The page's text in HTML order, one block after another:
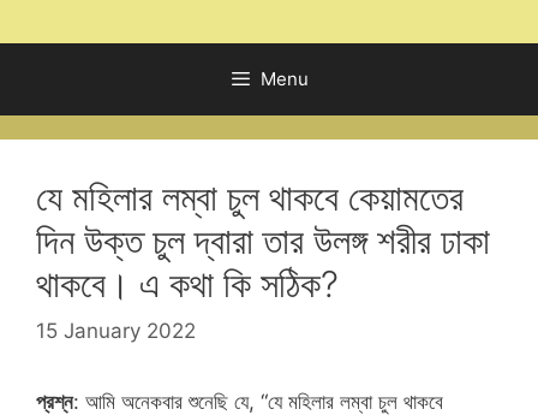
Menu
যে মহিলার লম্বা চুল থাকবে কেয়ামতের
দিন উক্ত চুল দ্বারা তার উলঙ্গ শরীর ঢাকা
থাকবে। এ কথা কি সঠিক?
15 January 2022
প্রশ্ন: আমি অনেকবার শুনেছি যে, “যে মহিলার লম্বা চুল থাকবে